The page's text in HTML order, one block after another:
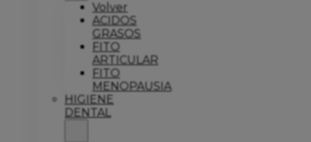
Volver
ACIDOS
GRASOS
FITO
ARTICULAR
FITO
MENOPAUSIA
HIGIENE
DENTAL